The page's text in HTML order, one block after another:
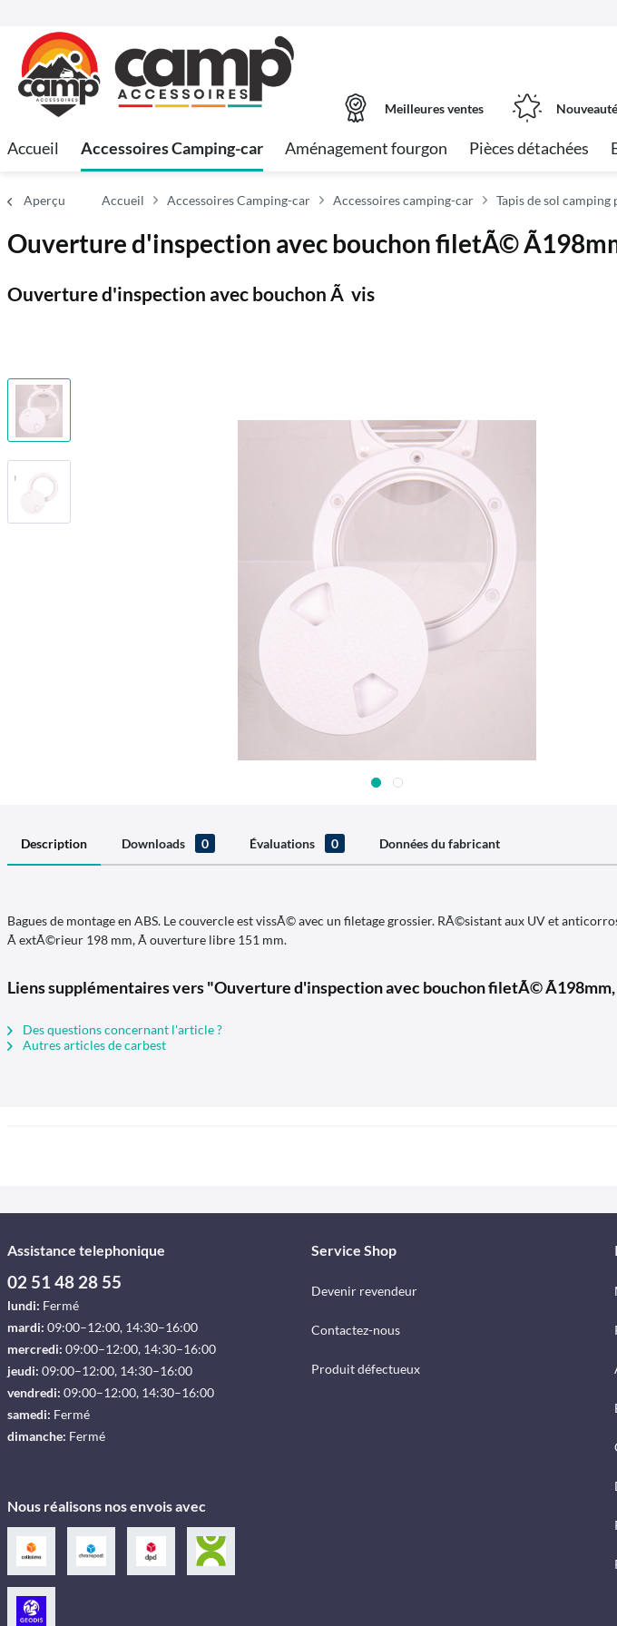
Meilleures ventes
Accueil Accessoires Camping-car Aménagement fourgon Pièces détachées
Aperçu Accueil Accessoires Camping-car Accessoires camping-car Tapis de sol
Ouverture d'inspection avec bouchon filetÃ©
Ouverture d'inspection avec bouchon Ã vis
Description Downloads 0 Évaluations 0 Données du fabricant
Bagues de montage en ABS. Le couvercle est vissÃ© avec un filetage grossier. RÃ©sistant aux UV et
Ã extÃ©rieur 198 mm, Ã ouverture libre 151 mm.
Liens supplémentaires vers "Ouverture d'inspection avec bouchon filetÃ©
Des questions concernant l'article ?
Autres articles de carbest
Assistance telephonique
02 51 48 28 55
lundi: Fermé
mardi: 09:00–12:00, 14:30–16:00
mercredi: 09:00–12:00, 14:30–16:00
jeudi: 09:00–12:00, 14:30–16:00
vendredi: 09:00–12:00, 14:30–16:00
samedi: Fermé
dimanche: Fermé
Nous réalisons nos envois avec
Service Shop
Devenir revendeur
Contactez-nous
Produit défectueux